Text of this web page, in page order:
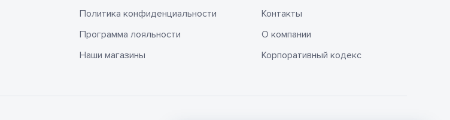
Политика конфиденциальности
Программа лояльности
Наши магазины
Контакты
О компании
Корпоративный кодекс